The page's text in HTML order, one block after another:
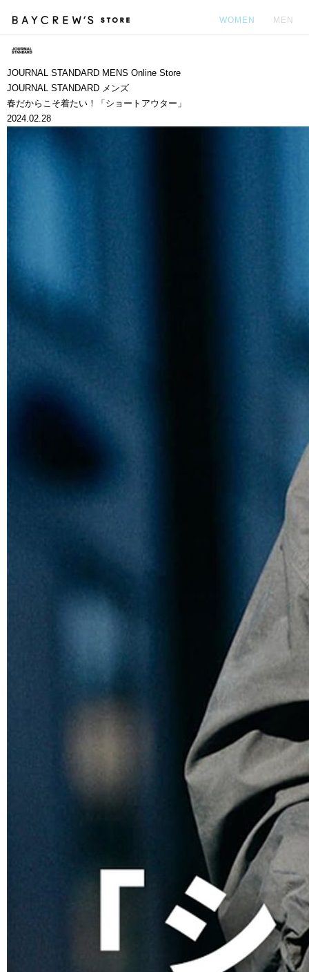
WOMEN MEN
JOURNAL STANDARD MENS Online Store
JOURNAL STANDARD メンズ
春だからこそ着たい！「ショートアウター」
2024.02.28